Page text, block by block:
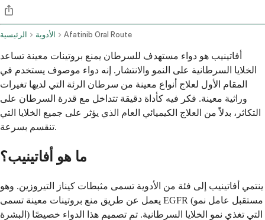
الرئيسية الأدوية Afatinib Oral Route
أفاتينيب هو دواء مستهدف للسرطان يمنع بروتينات معينة تساعد
الخلايا السرطانية على النمو والانتشار. إنه دواء موصوف يستخدم في
المقام الأول لعلاج أنواع معينة من سرطان الرئة التي لديها تغيرات
وراثية معينة. فكر فيه كأداة دقيقة تتداخل مع قدرة السرطان على
التكاثر، بدلاً من العلاج الكيميائي العام الذي يؤثر على جميع الخلايا التي
تنقسم بسرعة.
ما هو أفاتينيب؟
ينتمي أفاتينيب إلى فئة من الأدوية تسمى مثبطات كيناز التيروزين. وهو
يعمل عن طريق منع بروتينات معينة تسمى EGFR (مستقبل عامل نمو
البشرة) التي تغذي نمو الخلايا السرطانية. تم تصميم هذا الدواء خصيصًا